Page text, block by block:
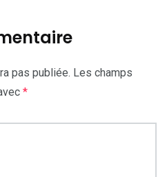
pas publiée. Les champs
*